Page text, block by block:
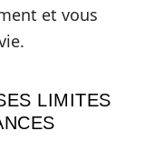
et vous
LIMITES